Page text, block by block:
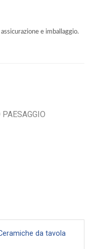
e imballaggio.
da tavola